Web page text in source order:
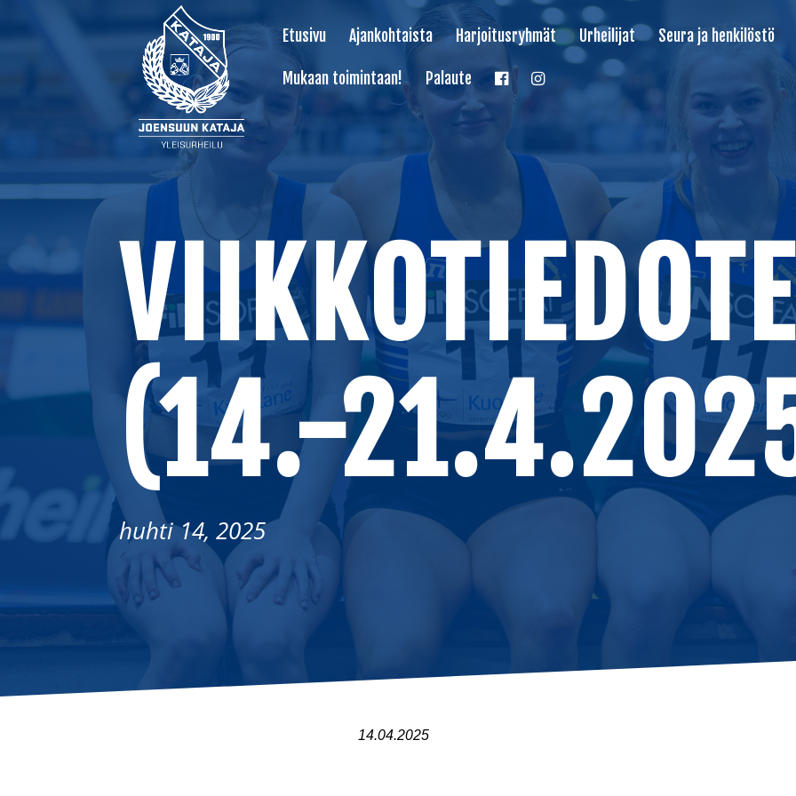
Etusivu Ajankohtaista Harjoitusryhmät Urheilijat Seura ja henkilöstö
Mukaan toimintaan! Palaute
(14.-
huhti 14, 2025
14.04.2025